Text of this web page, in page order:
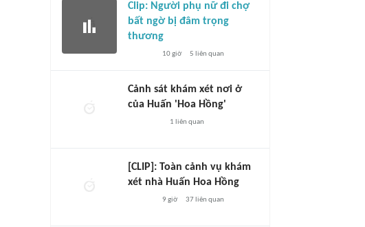
Clip: Người phụ nữ đi chợ
bất ngờ bị đâm trọng
thương
10 giờ 5 liên quan
Cảnh sát khám xét nơi ở
của Huấn 'Hoa Hồng'
1 liên quan
[CLIP]: Toàn cảnh vụ khám
xét nhà Huấn Hoa Hồng
9 giờ 37liên quan